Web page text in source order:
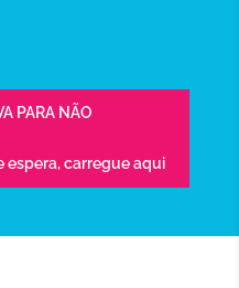
PARA NÃO
espera,carregue aqui